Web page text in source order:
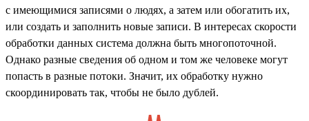
с имеющимися записями о людях, а затем или обогатить их,
или создать и заполнить новые записи. В интересах скорости
обработки данных система должна быть многопоточной.
Однако разные сведения об одном и том же человеке могут
попасть в разные потоки. Значит, их обработку нужно
скоординировать так, чтобы не было дублей.